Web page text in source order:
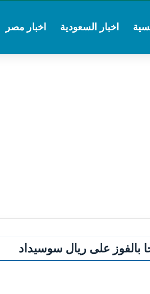
اخبار السعودية اخبار مصر
بالفوز على ريال سوسيداد